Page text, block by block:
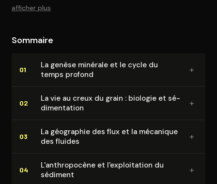
afficher plus
Sommaire
01
La genèse minérale et le cycle du
temps profond
+
02
La vie au creux du grain : biologie et sé­
di­men­ta­tion
+
03
La géographie des flux et la mécanique
des fluides
+
04
L'an­thro­po­cène et l'ex­ploi­ta­tion du
sédiment
+